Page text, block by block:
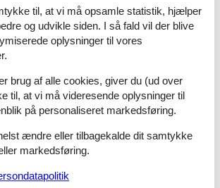
fisketur, så er Rødekro Fiskepark og Mjøls
kan I fange ørreder, ål, aborre, rødfisk,
er til udendørs aktiviteter, er en sejltur på
hjuldamperen Helene en skøn oplevelse.
til Årø via Årøsund og hjem til
seværdigheder. Bl.a. domkirken og
I opleve skiftende kunstudstillinger af
til, at vi må opsamle statistik, hjælper
og udvikle siden. I så fald vil der blive
oplysninger til vores
brug af alle cookies, giver du (ud over
til, at vi må videresende oplysninger til
på personaliseret markedsføring.
ændre eller tilbagekalde dit samtykke
markedsføring.